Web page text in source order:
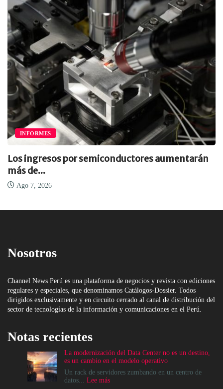
INFORMES
Los ingresos por semiconductores aumentarán
más de...
Ago 7, 2026
Nosotros
Channel News Perú es una plataforma de negocios y revista con ediciones
regulares y especiales, que denominamos Catálogos-Dossier. Todos
dirigidos exclusivamente y en circuito cerrado al canal de distribución del
sector de tecnologías de la información y comunicaciones en el Perú.
Notas recientes
La modernización del Data Center no es un destino,
es un cambio en el modelo operativo
Un rack de servidores zumbando en un centro de
datos... Lee más: